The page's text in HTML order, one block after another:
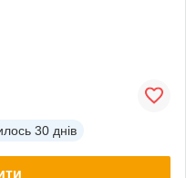
30 днів